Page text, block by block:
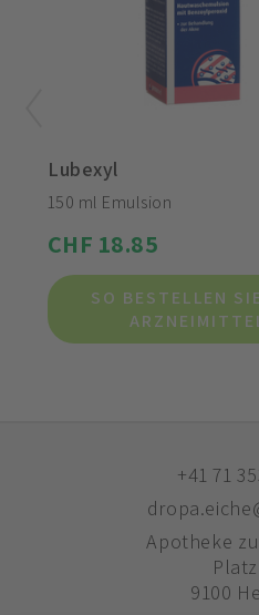
Lubexyl
150 ml Emulsion
CHF 18.85
SO BESTELLEN
+41 71
Apotheke
9100